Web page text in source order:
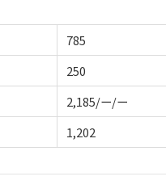
785
250
2,185/ー/ー
1,202